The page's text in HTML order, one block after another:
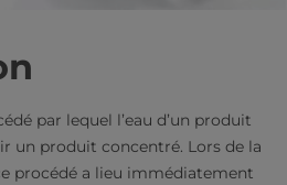
par lequel l’eau d’un produit
un produit concentré. Lors de la
procédé a lieu immédiatement